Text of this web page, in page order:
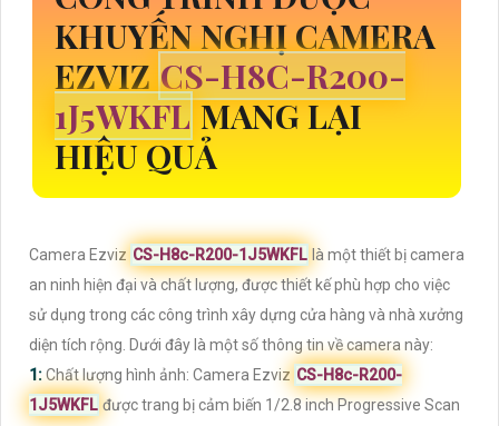
KHUYẾN NGHỊ CAMERA
EZVIZCS-H8C-R200-
1J5WKFL MANG LẠI
HIỆU QUẢ
Camera Ezviz CS-H8c-R200-1J5WKFL là một thiết bị camera
an ninh hiện đại và chất lượng, được thiết kế phù hợp cho việc
sử dụng trong các công trình xây dựng cửa hàng và nhà xưởng
diện tích rộng. Dưới đây là một số thông tin về camera này:
1:Chất lượng hình ảnh: Camera Ezviz CS-H8c-R200-
1J5WKFL được trang bị cảm biến 1/2.8 inch Progressive Scan